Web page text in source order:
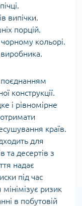
випічки.
порцій.
кольорі.
виробника.
поєднанням
конструкції.
і рівномірне
країв.
для
та десертів з
надає
під час
ризик
в побутовій